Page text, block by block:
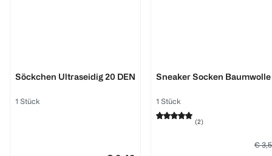
Söckchen Ultraseidig 20 DEN
1 Stück
Sneaker Socken Baumwolle
1 Stück
(2)
€